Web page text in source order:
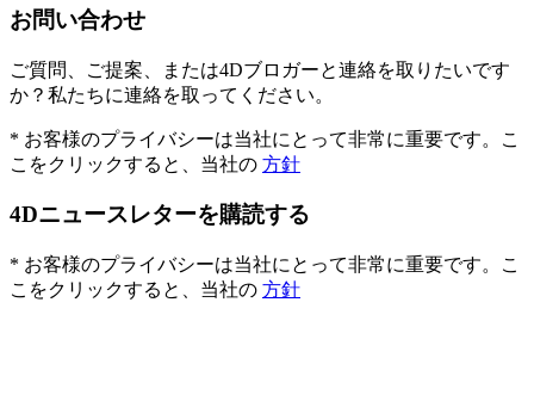
お問い合わせ
ご質問、ご提案、または4Dブロガーと連絡を取りたいです
か？私たちに連絡を取ってください。
* お客様のプライバシーは当社にとって非常に重要です。こ
こをクリックすると、当社の 方針
4Dニュースレターを購読する
* お客様のプライバシーは当社にとって非常に重要です。こ
こをクリックすると、当社の 方針